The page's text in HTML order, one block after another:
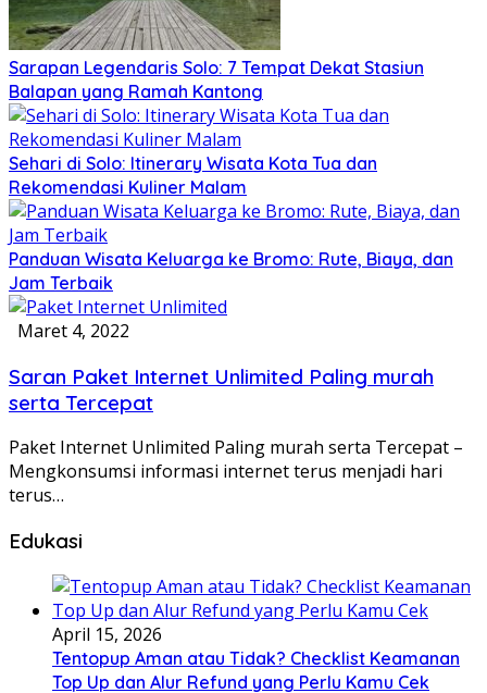
Sarapan Legendaris Solo: 7 Tempat Dekat Stasiun
Balapan yang Ramah Kantong
Sehari di Solo: Itinerary Wisata Kota Tua dan
Rekomendasi Kuliner Malam
Panduan Wisata Keluarga ke Bromo: Rute, Biaya, dan
Jam Terbaik
Maret 4, 2022
Saran Paket Internet Unlimited Paling murah
serta Tercepat
Paket Internet Unlimited Paling murah serta Tercepat –
Mengkonsumsi informasi internet terus menjadi hari
terus…
Edukasi
April 15, 2026
Tentopup Aman atau Tidak? Checklist Keamanan
Top Up dan Alur Refund yang Perlu Kamu Cek